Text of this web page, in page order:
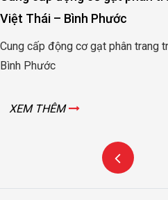
Việt Thái – Bình Phước
Cung cấp động cơ gạt phân trang
Bình Phước
XEM THÊM